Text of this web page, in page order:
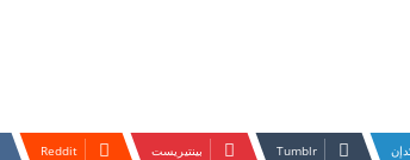
بينتيريست